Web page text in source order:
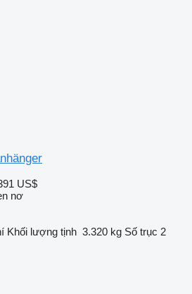
US$
nơ
Khối lượng tịnh 3.320 kg Số trục 2